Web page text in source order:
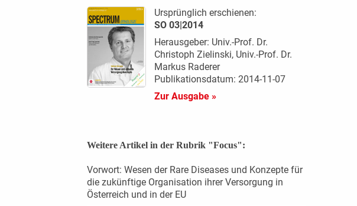
Ursprünglich erschienen:
SO 03|2014
Herausgeber: Univ.-Prof. Dr.
Christoph Zielinski, Univ.-Prof. Dr.
Markus Raderer
Publikationsdatum: 2014-11-07
Zur Ausgabe »
Weitere Artikel in der Rubrik "Focus":
Vorwort: Wesen der Rare Diseases und Konzepte für
die zukünftige Organisation ihrer Versorgung in
Österreich und in der EU